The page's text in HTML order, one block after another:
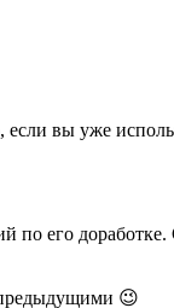
если вы уже
его доработке.
предыдущими 😉